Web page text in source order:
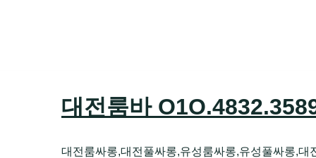
대전룸바
대전룸싸롱,대전풀싸롱,유성룸싸롱,유성풀싸롱,대